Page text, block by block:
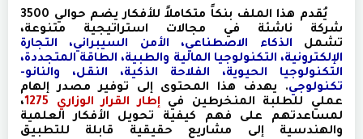
يُقدم هذا الملف بنكاً متكاملاً للأفكار يضم حوالي 3500
شركة ناشئة في مجالات استراتيجية متنوعة،
تشمل الذكاء الاصطناعي، الأمن السيبراني، التجارة
الإلكترونية، التكنولوجيا المالية والطبية، الطاقة المتجددة،
التكنولوجيا الحيوية، الفلاحة الذكية، النقل، والنانو-
تكنولوجي. يهدف هذا المحتوى إلى توفير مصدر إلهام
عملي للطلبة المنخرطين فيإطار القرار الوزاري 1275
،
لمساعدتهم على فهم كيفية تحويل الأفكار العلمية
والهندسية إلى مشاريع حقيقية قابلة للتطبيق